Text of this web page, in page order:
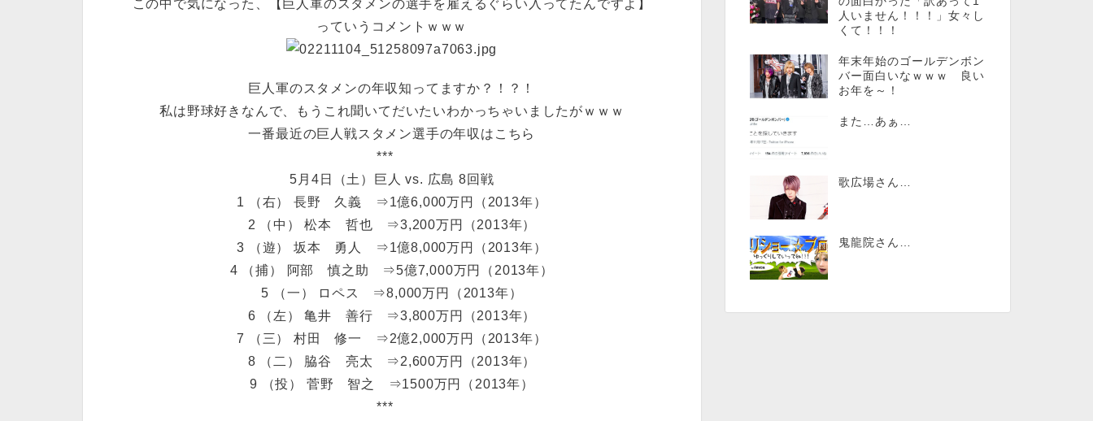
この中で気になった、【巨人軍のスタメンの選手を雇えるぐらい入ってたんですよ】
っていうコメントｗｗｗ
巨人軍のスタメンの年収知ってますか？！？！
私は野球好きなんで、もうこれ聞いてだいたいわかっちゃいましたがｗｗｗ
一番最近の巨人戦スタメン選手の年収はこちら
***
5月4日（土）巨人 vs. 広島 8回戦
1 （右） 長野 久義 ⇒1億6,000万円（2013年）
2 （中） 松本 哲也 ⇒3,200万円（2013年）
3 （遊） 坂本 勇人 ⇒1億8,000万円（2013年）
4 （捕） 阿部 慎之助 ⇒5億7,000万円（2013年）
5 （一） ロペス ⇒8,000万円（2013年）
6 （左） 亀井 善行 ⇒3,800万円（2013年）
7 （三） 村田 修一 ⇒2億2,000万円（2013年）
8 （二） 脇谷 亮太 ⇒2,600万円（2013年）
9 （投） 菅野 智之 ⇒1500万円（2013年）
***
人いません！！！」女々し
くて！！！
年末年始のゴールデンボン
バー面白いなｗｗｗ 良い
お年を～！
また…あぁ…
歌広場さん…
鬼龍院さん…